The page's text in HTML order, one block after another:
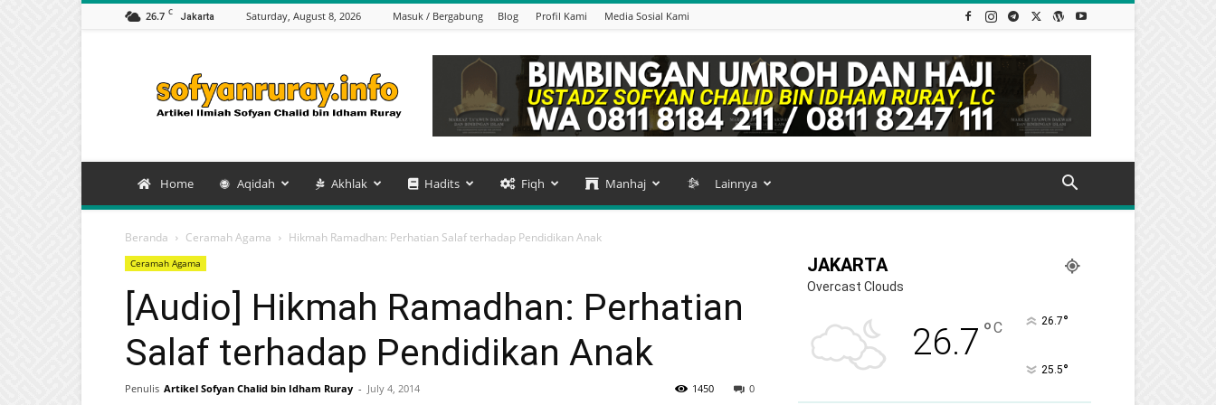
26.7 C Jakarta Saturday, August 8, 2026 Masuk / Bergabung Blog Profil Kami Media Sosial Kami
Sofyan
Chalid
bin
Ruray
Home Aqidah Akhlak Hadits Fiqh Manhaj Lainnya
Beranda Ceramah Agama Hikmah Ramadhan: Perhatian Salaf terhadap Pendidikan Anak
Ceramah Agama
[Audio] Hikmah Ramadhan: Perhatian
Salaf terhadap Pendidikan Anak
Penulis Artikel Sofyan Chalid bin Idham Ruray - July 4, 2014 0
1450
JAKARTA
Overcast Clouds
26.7 °C 26.7°
25.5°